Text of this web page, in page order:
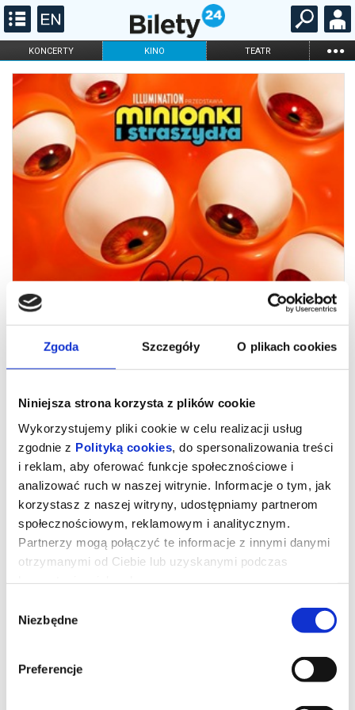
Zgoda Szczegóły O plikach cookies
Niniejsza strona korzysta z plików cookie
Wykorzystujemy pliki cookie w celu realizacji usług
zgodnie z Polityką cookies , do spersonalizowania treści
i reklam, aby oferować funkcje społecznościowe i
analizować ruch w naszej witrynie. Informacje o tym, jak
korzystasz z naszej witryny, udostępniamy partnerom
społecznościowym, reklamowym i analitycznym.
Partnerzy mogą połączyć te informacje z innymi danymi
otrzymanymi od Ciebie lub uzyskanymi podczas
zgody
Niezbędne
Preferencje
KONCERTY KINO TEATR ...
FILHARMONIA OPERA I BALET
STAND-UP
DLA DZIECI
ONLINE KARNETY
Minionki i straszydła
Minionki ruszają w ekscytującą podróż dookoła świata. Chcą
grozy. Mali pomocnicy Gru spotykają niezwykłe stworzenia i